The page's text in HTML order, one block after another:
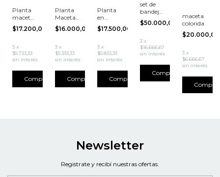
Planta
maceta
cerámica
$17.200,00
3 x
$5.733,33
sin interés
Planta
Maceta
Rústica
$16.000,00
3 x
$5.333,33
sin interés
Planta
en
maceta
cerámica
$17.500,00
3 x
$5.833,33
sin interés
set de
bandeja
mas 5
macetas
$50.000,00
3 x
$16.666,67
sin interés
maceta
colorida
$20.000,00
3 x
$6.666,67
sin interés
Newsletter
Registrate y recibí nuestras ofertas.